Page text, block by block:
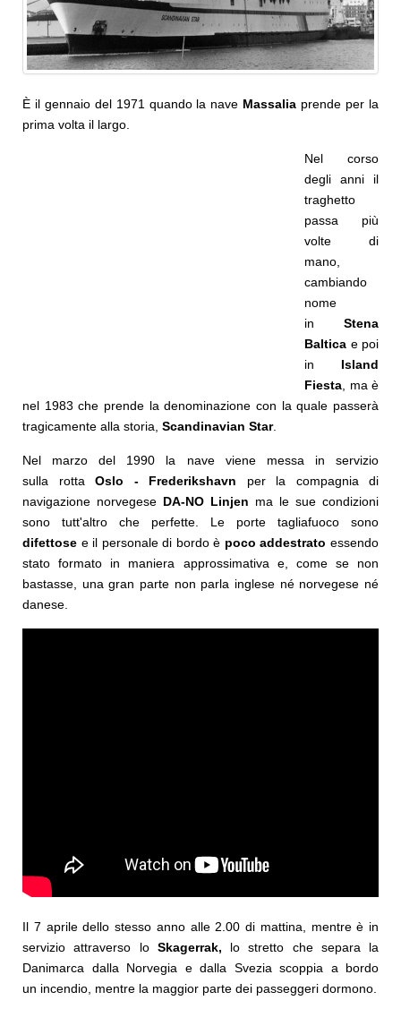
È il gennaio del 1971 quando la nave Massalia prende per la
prima volta il largo.
Nel corso
degli anni il
traghetto
passa più
volte di
mano,
cambiando
nome
in Stena
Baltica e poi
in Island
Fiesta , ma è
nel 1983 che prende la denominazione con la quale passerà
tragicamente alla storia, Scandinavian Star.
Nel marzo del 1990 la nave viene messa in servizio
sulla rotta Oslo - Frederikshavn per la compagnia di
navigazione norvegese DA-NO Linjen ma le sue condizioni
sono tutt'altro che perfette. Le porte tagliafuoco sono
difettose e il personale di bordo è poco addestrato essendo
stato formato in maniera approssimativa e, come se non
bastasse, una gran parte non parla inglese né norvegese né
danese.
Il 7 aprile dello stesso anno alle 2.00 di mattina, mentre è in
servizio attraverso lo Skagerrak, lo stretto che separa la
Danimarca dalla Norvegia e dalla Svezia scoppia a bordo
un incendio, mentre la maggior parte dei passeggeri dormono.